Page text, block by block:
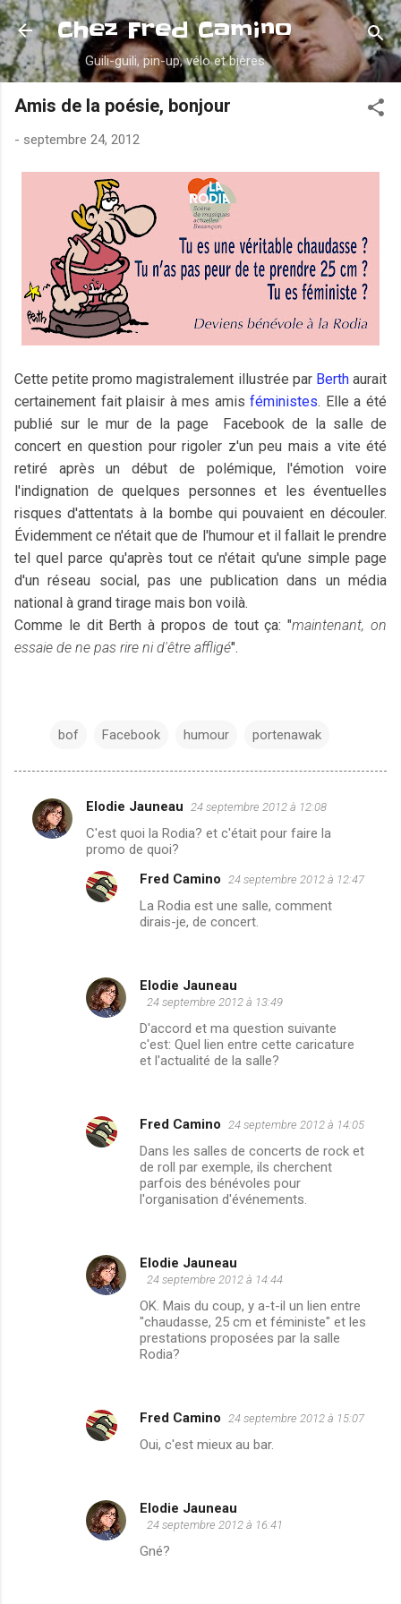
Accéder au contenu principal
Chez Fred Camino
Guili-guili, pin-up, vélo et bières
Amis de la poésie, bonjour
- septembre 24, 2012
Cette petite promo magistralement illustrée par Berthaurait
certainement fait plaisir à mes amisféministes. Elle a été
publié sur le mur de la page Facebook de la salle de
concert en question pour rigoler z'un peu mais a vite été
retiré après un début de polémique, l'émotion voire
l'indignation de quelques personnes et les éventuelles
risques d'attentats à la bombe qui pouvaient en découler.
Évidemment ce n'était que de l'humour et il fallait le prendre
tel quel parce qu'après tout ce n'était qu'une simple page
d'un réseau social, pas une publication dans un média
national à grand tirage mais bon voilà.
Comme le dit Berth à propos de tout ça: "maintenant, on
essaie de ne pas rire ni d'être affligé".
bof Facebook humour portenawak
C
o
Elodie Jauneau 24 septembre 2012 à 12:08
C'est quoi la Rodia? et c'était pour faire la
promo de quoi?
Fred Camino 24 septembre 2012 à 12:47
La Rodia est une salle, comment
dirais-je, de concert.
Elodie Jauneau
24 septembre 2012 à 13:49
D'accord et ma question suivante
c'est: Quel lien entre cette caricature
et l'actualité de la salle?
Fred Camino 24 septembre 2012 à 14:05
Dans les salles de concerts de rock et
de roll par exemple, ils cherchent
parfois des bénévoles pour
l'organisation d'événements.
Elodie Jauneau
24 septembre 2012 à 14:44
OK. Mais du coup, y a-t-il un lien entre
"chaudasse, 25 cm et féministe" et les
prestations proposées par la salle
Rodia?
Fred Camino 24 septembre 2012 à 15:07
Oui, c'est mieux au bar.
Elodie Jauneau
24 septembre 2012 à 16:41
Gné?